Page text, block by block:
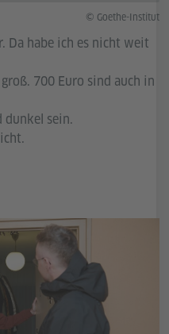
© Goethe-Institut
Da habe ich es nicht weit
700 Euro sind auch in
dunkel sein.